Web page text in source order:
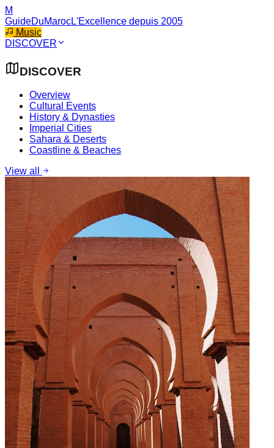
M
GuideDuMarocL'Excellence depuis 2005
Music
DISCOVER
DISCOVER
Overview
Cultural Events
History & Dynasties
Imperial Cities
Sahara & Deserts
Coastline & Beaches
View all